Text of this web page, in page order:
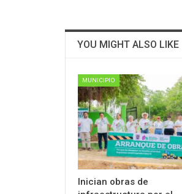
YOU MIGHT ALSO LIKE
MUNICIPIO
Inician obras de